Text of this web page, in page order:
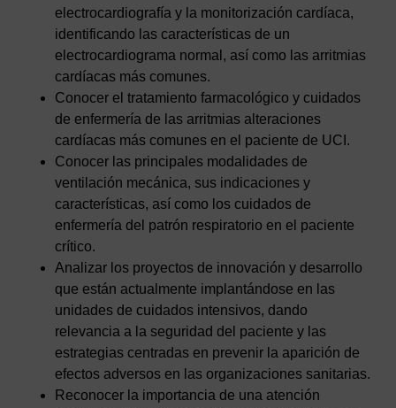
electrocardiografía y la monitorización cardíaca,
identificando las características de un
electrocardiograma normal, así como las arritmias
cardíacas más comunes.
Conocer el tratamiento farmacológico y cuidados
de enfermería de las arritmias alteraciones
cardíacas más comunes en el paciente de UCI.
Conocer las principales modalidades de
ventilación mecánica, sus indicaciones y
características, así como los cuidados de
enfermería del patrón respiratorio en el paciente
crítico.
Analizar los proyectos de innovación y desarrollo
que están actualmente implantándose en las
unidades de cuidados intensivos, dando
relevancia a la seguridad del paciente y las
estrategias centradas en prevenir la aparición de
efectos adversos en las organizaciones sanitarias.
Reconocer la importancia de una atención